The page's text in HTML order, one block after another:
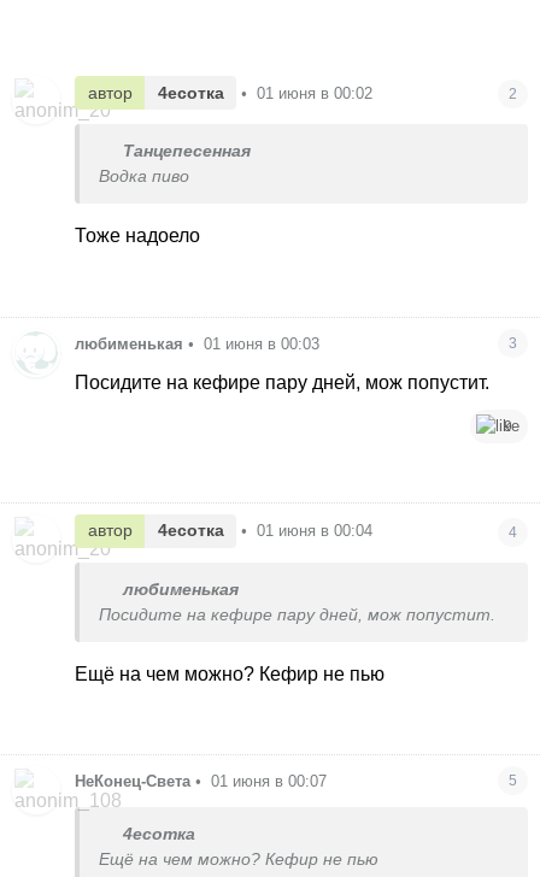
автор 4есотка • 01 июня в 00:02 2
Танцепесенная
Водка пиво
Тоже надоело
любименькая • 01 июня в 00:03 3
Посидите на кефире пару дней, мож попустит.
9
автор 4есотка • 01 июня в 00:04 4
любименькая
Посидите на кефире пару дней, мож попустит.
Ещё на чем можно? Кефир не пью
НеКонец-Света • 01 июня в 00:07 5
4есотка
Ещё на чем можно? Кефир не пью